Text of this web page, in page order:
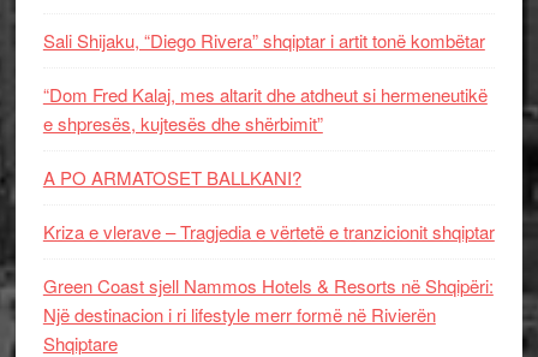
Sali Shijaku, “Diego Rivera” shqiptar i artit tonë kombëtar
“Dom Fred Kalaj, mes altarit dhe atdheut si hermeneutikë
e shpresës, kujtesës dhe shërbimit”
A PO ARMATOSET BALLKANI?
Kriza e vlerave – Tragjedia e vërtetë e tranzicionit shqiptar
Green Coast sjell Nammos Hotels & Resorts në Shqipëri:
Një destinacion i ri lifestyle merr formë në Rivierën
Shqiptare